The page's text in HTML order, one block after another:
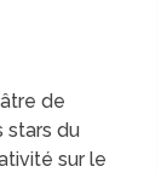
de
stars du
sur le